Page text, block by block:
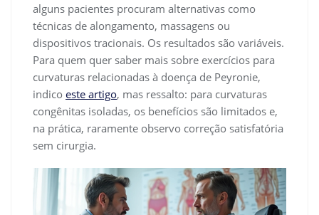
alguns pacientes procuram alternativas como
técnicas de alongamento, massagens ou
dispositivos tracionais. Os resultados são variáveis.
Para quem quer saber mais sobre exercícios para
curvaturas relacionadas à doença de Peyronie,
indico este artigo, mas ressalto: para curvaturas
congênitas isoladas, os benefícios são limitados e,
na prática, raramente observo correção satisfatória
sem cirurgia.